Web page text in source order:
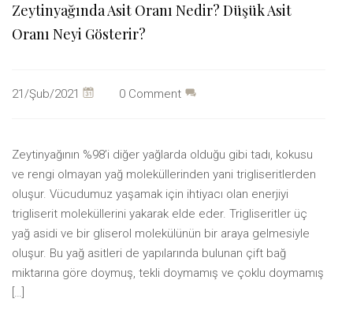
Zeytinyağında Asit Oranı Nedir? Düşük Asit
Oranı Neyi Gösterir?
Şu
21/Şub/2021 0 Comment
Zeytinyağının %98’i diğer yağlarda olduğu gibi tadı, kokusu
ve rengi olmayan yağ moleküllerinden yani trigliseritlerden
oluşur. Vücudumuz yaşamak için ihtiyacı olan enerjiyi
trigliserit moleküllerini yakarak elde eder. Trigliseritler üç
yağ asidi ve bir gliserol molekülünün bir araya gelmesiyle
oluşur. Bu yağ asitleri de yapılarında bulunan çift bağ
miktarına göre doymuş, tekli doymamış ve çoklu doymamış
[…]